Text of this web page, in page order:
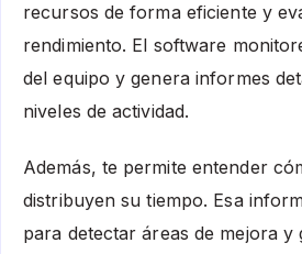
recursos de forma eficiente y
rendimiento. El software
del equipo y genera informes
niveles de actividad.
Además, te permite entender
distribuyen su tiempo. Esa
para detectar áreas de mejora y